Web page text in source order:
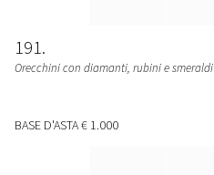
191
Orecchini con diamanti, rubini e smeraldi
BASE D'ASTA€ 1.000